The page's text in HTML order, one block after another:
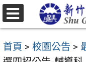
跳
至
要首頁 > 校園公告 >
選
單